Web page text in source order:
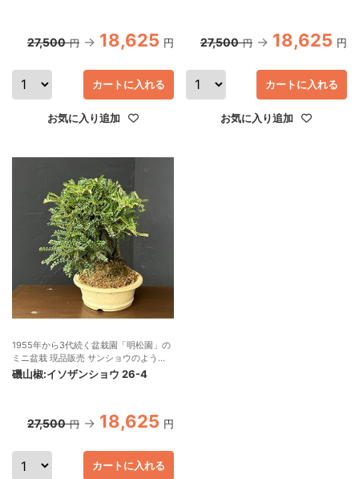
27,500 円 18,625 円
カートに入れる
お気に入り追加
27,500 円 18,625 円
カートに入れる
お気に入り追加
1955年から3代続く盆栽園「明松園」の
ミニ盆栽 現品販売 サンショウのような
独特の表情のある葉
磯山椒:イソザンショウ 26-4
27,500 円 18,625 円
カートに入れる